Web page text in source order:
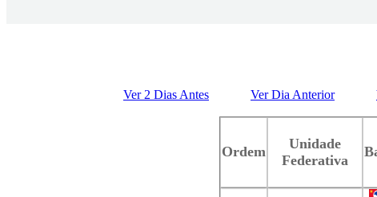
Ver 2 Dias Antes Ver Dia Anterior
Ordem
Unidade
Federativa